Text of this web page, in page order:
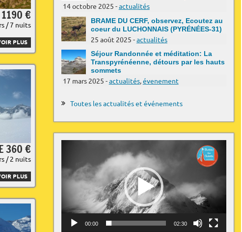
1190 €
/ 7 nuits
PLUS
360 €
/ 2 nuits
PLUS
14 octobre 2025 -actualités
BRAME DU CERF, observez, Ecoutez au
coeur du LUCHONNAIS (PYRÉNÉES-31)
25 août 2025 -actualités
Séjour Randonnée et méditation: La
Transpyrénéenne, détours par les hauts
sommets
17 mars 2025 -actualités,évenement
Toutes les actualités et événements
00:00 02:30